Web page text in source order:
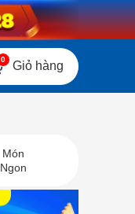
0 Giỏ hàng
Món
Ngon